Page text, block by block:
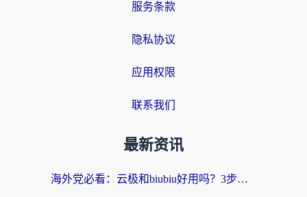
服务条款
隐私协议
应用权限
联系我们
最新资讯
海外党必看：云极和biubiu好用吗？3步选对回国加速器，无缝刷国内剧玩手游